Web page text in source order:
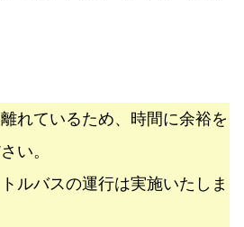
れているため、時間に余裕を
い。
ルバスの運行は実施いたしま